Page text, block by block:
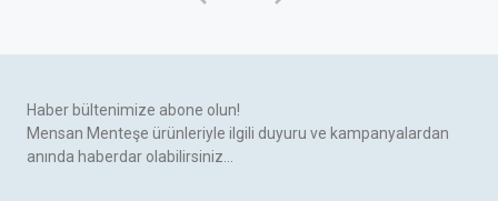
Haber bültenimize abone olun!
Mensan Menteşe ürünleriyle ilgili duyuru ve kampanyalardan
anında haberdar olabilirsiniz...